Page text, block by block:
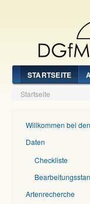
STARTSEITE
Startseite
Willkommen bei
Daten
Checkliste
Artenrecherche